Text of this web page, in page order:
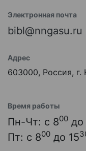
Электронная почта
bibl@nngasu.ru
Адрес
603000, Россия, г.
Время работы
Пн-Чт: с 800 до
Пт: с 800 до 15